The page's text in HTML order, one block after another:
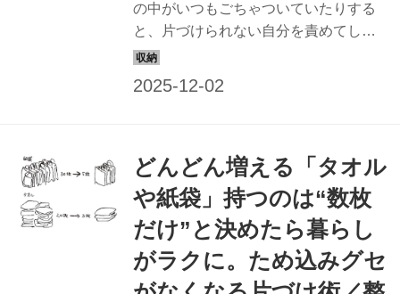
の中がいつもごちゃついていたりする
と、片づけられない自分を責めてしま
うもの。でも、整理収納コンサルタン
レスのないコードの設置場所を聞きま
した。
どんどん増える「タオル
や紙袋」持つのは“数枚
だけ”と決めたら暮らし
がラクに。ため込みグセ